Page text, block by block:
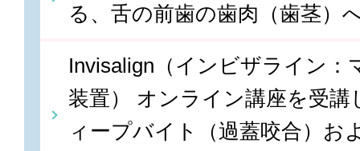
る、舌の前歯の歯肉（歯茎）
Invisalign（インビザライン：
装置） オンライン講座を受講
ィープバイト（過蓋咬合）お